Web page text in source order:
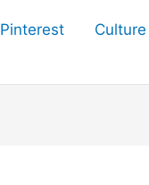
Pinterest